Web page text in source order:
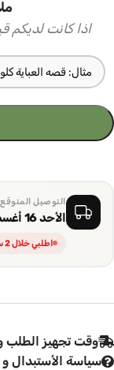
اذا كانت لديكم
التوصيل المتوقع
الأحد 16 أغسطس
اطلبي خلال 2 ساعة و 8 دقيقة
وقت تجهيز الطلب
سياسة الأستبدال و